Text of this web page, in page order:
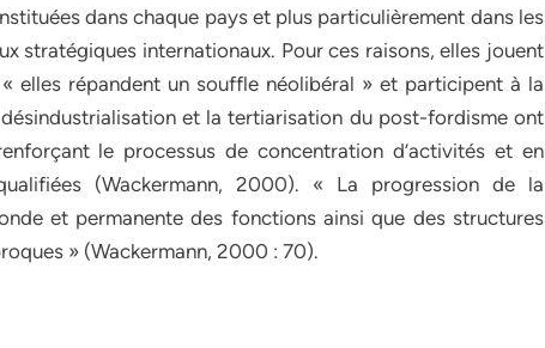
dans chaque pays et plus particulièrement dans les
stratégiques internationaux. Pour ces raisons, elles jouent
elles répandent un souffle néolibéral » et participent à la
et la tertiarisation du post-fordisme ont
le processus de concentration d’activités et en
(Wackermann, 2000). « La progression de la
et permanente des fonctions ainsi que des structures
» (Wackermann, 2000 : 70).